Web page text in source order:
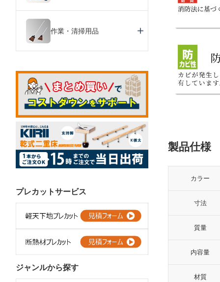
製品仕様
カラー
寸法
質量
内容量
材質
作業・清掃用品
プレカットサービス
ジャンルから探す